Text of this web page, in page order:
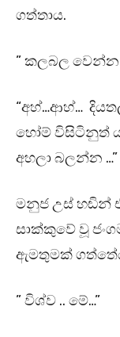
ගත්තාය.
” කලබල වෙන්න
“අහ්…ආහ්…
හෝම් විසිටිනුත්
අහලා බලන්න …”
මනුජ උස් හඬින්
සාක්කුවේ වූ
ඇමතුමක්
” විශ්ව .. මේ…”